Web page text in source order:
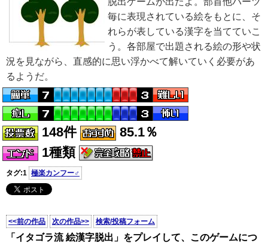
毎に表現されている絵をもとに、そ
れらが表している漢字を当てていこ
う。各部屋で出題される絵の形や状
況を見ながら、直感的に思い浮かべて解いていく必要があ
るようだ。
148件
85.1％
1種類
タグ:1 極楽カンフー♂
<<前の作品 次の作品>> 検索/投稿フォーム
「イタゴラ流 絵漢字脱出」をプレイして、このゲームにつ